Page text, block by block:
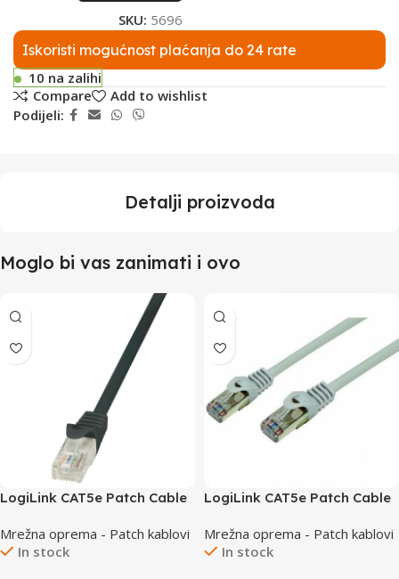
SKU: 5696
Iskoristi mogućnost plaćanja do 24 rate
10 na zalihi
Compare
Add to wishlist
Podijeli:
Detalji proizvoda
Moglo bi vas zanimati i ovo
LogiLink CAT5e Patch Cable
Mrežna oprema - Patch kablovi
In stock
LogiLink CAT5e Patch Cable
Mrežna oprema - Patch kablovi
In stock